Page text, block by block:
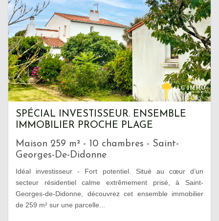
SPÉCIAL INVESTISSEUR. ENSEMBLE
IMMOBILIER PROCHE PLAGE
Maison 259 m² - 10 chambres - Saint-
Georges-De-Didonne
Idéal investisseur - Fort potentiel. Situé au cœur d’un
secteur résidentiel calme extrêmement prisé, à Saint-
Georges-de-Didonne, découvrez cet ensemble immobilier
de 259 m² sur une parcelle...